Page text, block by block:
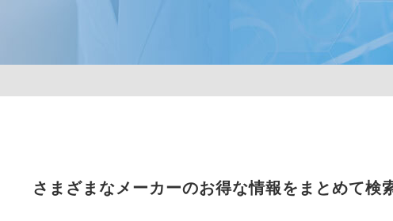
さまざまなメーカーのお得な情報をまとめて検